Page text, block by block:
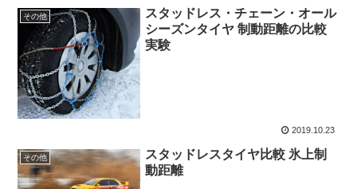
その他
スタッドレス・チェーン・オール
シーズンタイヤ 制動距離の比較
実験
2019.10.23
その他
スタッドレスタイヤ比較 氷上制
動距離